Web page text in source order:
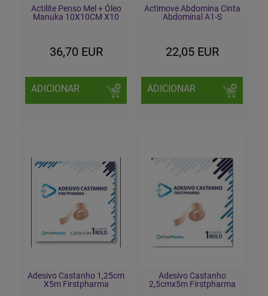
Actilite Penso Mel + Óleo
Manuka 10X10CM X10
36,70 EUR
ADICIONAR
Actimove Abdomina Cinta
Abdominal A1-S
22,05 EUR
ADICIONAR
Adesivo Castanho 1,25cm
X5m Firstpharma
Adesivo Castanho
2,5cmx5m Firstpharma